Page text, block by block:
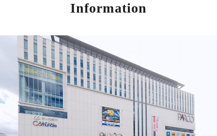
Information